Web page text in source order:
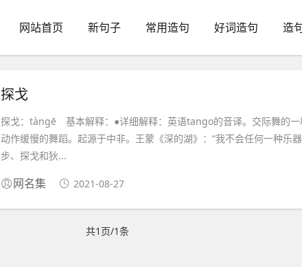
网站首页 新句子 常用造句 好词造句 造
探戈
探戈：tàngē 基本解释：●详细解释：英语tango的音译。交际舞的一
动作缓慢的舞蹈。起源于中非。王蒙《深的湖》：“我不会任何一种乐
步、探戈和狄...
网名集 2021-08-27
共1页/1条